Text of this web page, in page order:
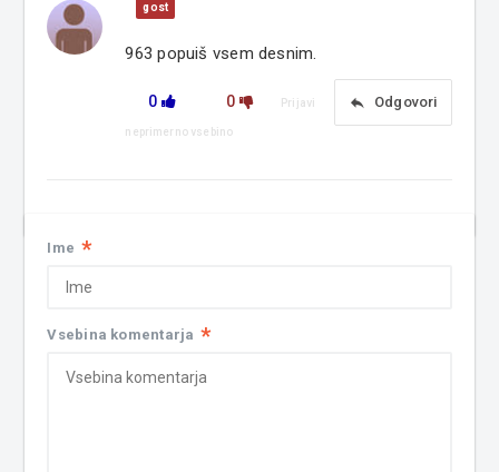
gost
963 popuiš vsem desnim.
0 0 reply Odgovori
Prijavi
neprimerno vsebino
Ime *
Vsebina komentarja *